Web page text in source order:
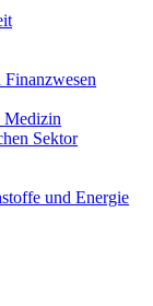
Medizin
Sektor
und Energie